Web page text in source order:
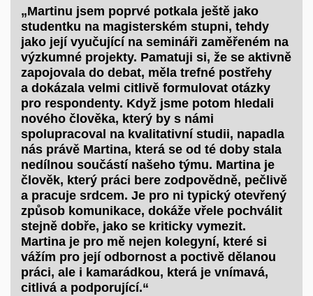
„Martinu jsem poprvé potkala ještě jako
studentku na magisterském stupni, tehdy
jako její vyučující na semináři zaměřeném na
výzkumné projekty. Pamatuji si, že se aktivně
zapojovala do debat, měla trefné postřehy
a dokázala velmi citlivě formulovat otázky
pro respondenty. Když jsme potom hledali
nového člověka, který by s námi
spolupracoval na kvalitativní studii, napadla
nás právě Martina, která se od té doby stala
nedílnou součástí našeho týmu. Martina je
člověk, který práci bere zodpovědně, pečlivě
a pracuje srdcem. Je pro ni typický otevřený
způsob komunikace, dokáže vřele pochválit
stejně dobře, jako se kriticky vymezit.
Martina je pro mě nejen kolegyní, které si
vážím pro její odbornost a poctivě dělanou
práci, ale i kamarádkou, která je vnímavá,
citlivá a podporující.“